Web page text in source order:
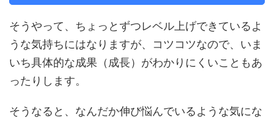
そうやって、ちょっとずつレベル上げできているよ
うな気持ちにはなりますが、コツコツなので、いま
いち具体的な成果（成長）がわかりにくいこともあ
ったりします。
そうなると、なんだか伸び悩んでいるような気にな